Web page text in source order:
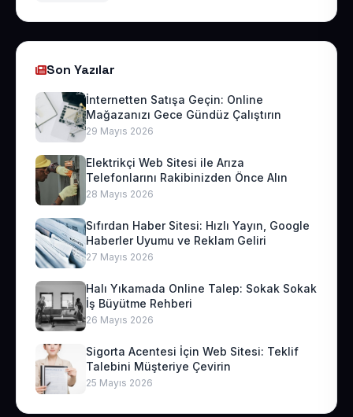
Son Yazılar
İnternetten Satışa Geçin: Online
Mağazanızı Gece Gündüz Çalıştırın
29 Mayıs 2026
Elektrikçi Web Sitesi ile Arıza
Telefonlarını Rakibinizden Önce Alın
28 Mayıs 2026
Sıfırdan Haber Sitesi: Hızlı Yayın, Google
Haberler Uyumu ve Reklam Geliri
27 Mayıs 2026
Halı Yıkamada Online Talep: Sokak Sokak
İş Büyütme Rehberi
26 Mayıs 2026
Sigorta Acentesi İçin Web Sitesi: Teklif
Talebini Müşteriye Çevirin
25 Mayıs 2026